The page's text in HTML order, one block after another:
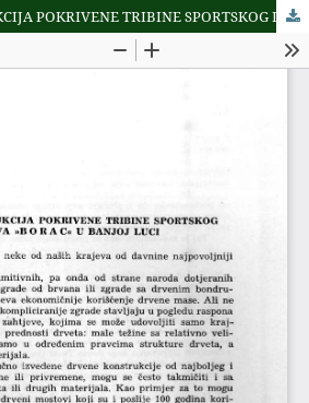
DRVENA KONSTRUKCIJA POKRIVENE TRIBINE SPORTSKOG DRUŠTVA "BORAC" U BANJOJ LUCI